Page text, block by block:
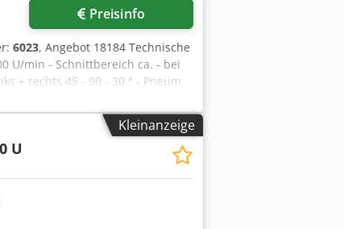
Preisinfo
6023, Angebot 18184 Technische
U/min - Schnittbereich ca. - bei
+ rechts 45 - 90 - 30 ° - Pneum.
Amasf - original
6000 mm - Antrieb
ca. 150 kg
Kleinanzeige
U